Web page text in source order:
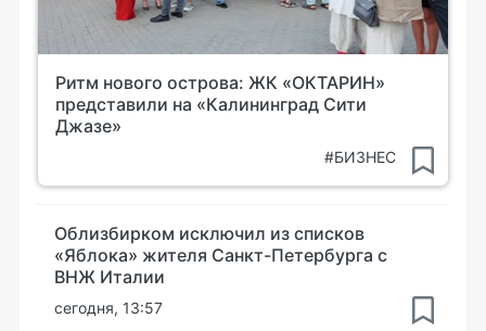
Ритм нового острова: ЖК «ОКТАРИН»
представили на «Калининград Сити
Джазе»
#БИЗНЕС
Облизбирком исключил из списков
«Яблока» жителя Санкт-Петербурга с
ВНЖ Италии
сегодня, 13:57